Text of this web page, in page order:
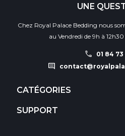
UNE
Chez Royal Palace Bedding nous
au Vendredi de 9h à
call 01 84 73
comment
CATÉGORIES
SUPPORT